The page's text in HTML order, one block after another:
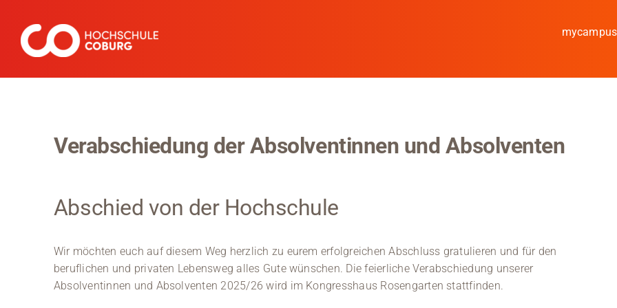
Inhalt
springen
mycampus
Studieren
Kooperieren
Entdecke die Region
Informationen für …
Verabschiedung der Absolventinnen und Absolventen
Abschied von der Hochschule
Wir möchten euch auf diesem Weg herzlich zu eurem erfolgreichen Abschluss gratulieren und für den
beruflichen und privaten Lebensweg alles Gute wünschen. Die feierliche Verabschiedung unserer
Absolventinnen und Absolventen 2025/26 wird im Kongresshaus Rosengarten stattfinden.